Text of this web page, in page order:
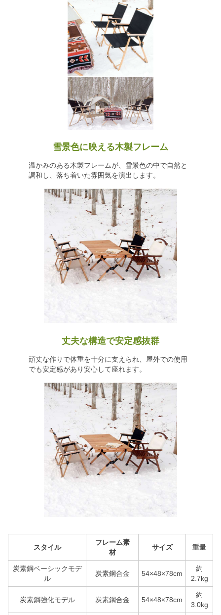
雪景色に映える木製フレーム
温かみのある木製フレームが、雪景色の中で自然と
調和し、落ち着いた雰囲気を演出します。
丈夫な構造で安定感抜群
頑丈な作りで体重を十分に支えられ、屋外での使用
でも安定感があり安心して座れます。
スタイル
フレーム素
材
サイズ 重量
炭素鋼ベーシックモデ
ル
炭素鋼合金 54×48×78cm
約
2.7kg
炭素鋼強化モデル 炭素鋼合金 54×48×78cm
約
3.0kg